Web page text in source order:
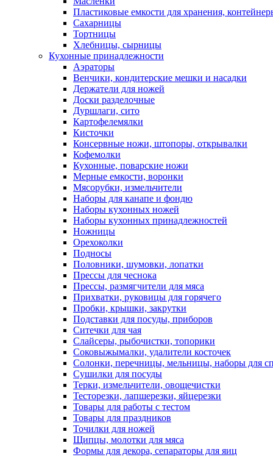
Пластиковые емкости для хранения,
Сахарницы
Тортницы
Хлебницы, сырницы
Кухонные принадлежности
Аэраторы
Венчики, кондитерские мешки и насадки
Держатели для ножей
Доски разделочные
Дуршлаги, сито
Картофелемялки
Кисточки
Консервные ножи, штопоры, открывалки
Кофемолки
Кухонные, поварские ножи
Мерные емкости, воронки
Мясорубки, измельчители
Наборы для канапе и фондю
Наборы кухонных ножей
Наборы кухонных принадлежностей
Ножницы
Орехоколки
Подносы
Половники, шумовки, лопатки
Прессы для чеснока
Прессы, размягчители для мяса
Прихватки, руковицы для горячего
Пробки, крышки, закрутки
Подставки для посуды, приборов
Ситечки для чая
Слайсеры, рыбочистки, топорики
Соковыжымалки, удалители косточек
Солонки, перечницы, мельницы, наборы для
Сушилки для посуды
Терки, измельчители, овощечистки
Тесторезки, лапшерезки, яйцерезки
Товары для работы с тестом
Товары для праздников
Точилки для ножей
Щипцы, молотки для мяса
Формы для декора, сепараторы для яиц